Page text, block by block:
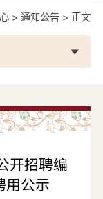
>通知公告 > 正文
开招聘编
用公示